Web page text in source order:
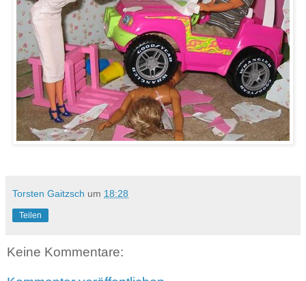
Torsten Gaitzsch um 18:28
Teilen
Keine Kommentare: